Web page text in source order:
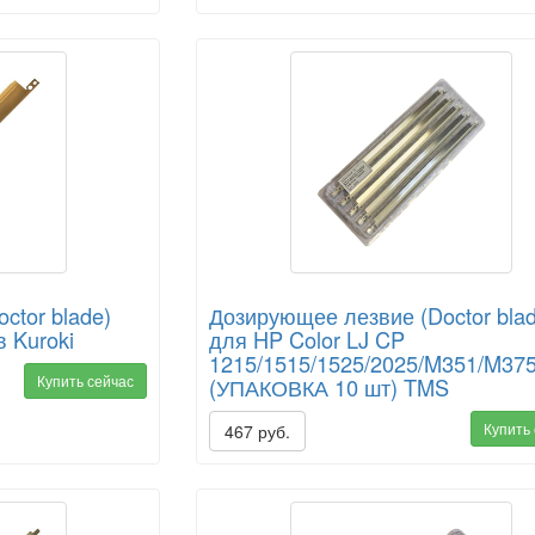
blade)
Kuroki
Купить сейчас
Дозирующее лезвие (Doctor
для HP Color LJ CP
1215/1515/1525/2025/M351/
(УПАКОВКА 10 шт) TMS
467 руб. Купить